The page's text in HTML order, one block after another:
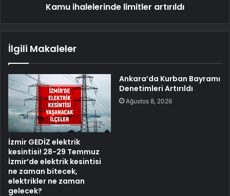
Kamu ihalelerinde limitler artırıldı
İlgili Makaleler
İzmir GEDİZ elektrik
kesintisi! 28-29 Temmuz
İzmir’de elektrik kesintisi
ne zaman bitecek,
elektrikler ne zaman
gelecek?
Ankara’da Kurban Bayramı
Denetimleri Artırıldı
Ağustos 8, 2026